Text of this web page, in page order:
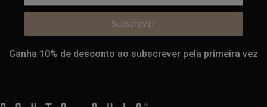
Subscrever
Ganha 10% de desconto ao subscrever pela primeira vez